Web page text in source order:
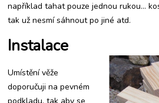
například tahat pouze jednou rukou…
tak už nesmí sáhnout po jiné atd.
Instalace
Umístění věže
doporučuji na pevném